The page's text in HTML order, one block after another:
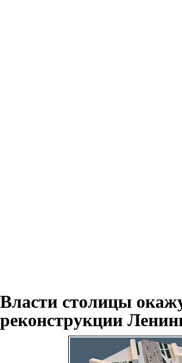
Власти столицы
реконструкции